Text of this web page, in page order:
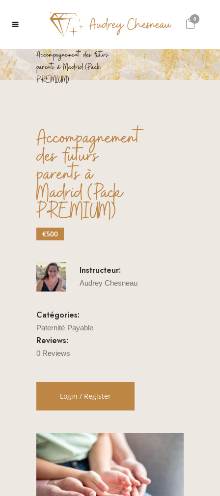
0
Accompagnement des futurs
parents à Madrid (Pack
PREMIUM)
Accompagnement
des futurs
parents à
Madrid (Pack
PREMIUM)
€500
Instructeur:
Audrey Chesneau
Catégories:
Paternité Payable
Reviews:
0 Reviews
Login / Register